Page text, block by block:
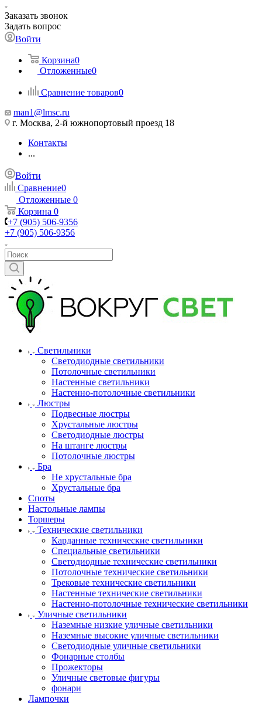
Заказать звонок
Задать вопрос
Войти
Корзина0
Отложенные0
Сравнение товаров0
man1@lmsc.ru
г. Москва, 2-й южнопортовый проезд 18
Контакты
...
Войти
Сравнение0
Отложенные 0
Корзина 0
+7 (905) 506-9356
+7 (905) 506-9356
Светильники
Светодиодные светильники
Потолочные светильники
Настенные светильники
Настенно-потолочные светильники
Люстры
Подвесные люстры
Хрустальные люстры
Светодиодные люстры
На штанге люстры
Потолочные люстры
Бра
Не хрустальные бра
Хрустальные бра
Споты
Настольные лампы
Торшеры
Технические светильники
Карданные технические светильники
Специальные светильники
Светодиодные технические светильники
Потолочные технические светильники
Трековые технические светильники
Настенные технические светильники
Настенно-потолочные технические светильники
Уличные светильники
Наземные низкие уличные светильники
Наземные высокие уличные светильники
Светодиодные уличные светильники
Фонарные столбы
Прожекторы
Уличные световые фигуры
фонари
Лампочки